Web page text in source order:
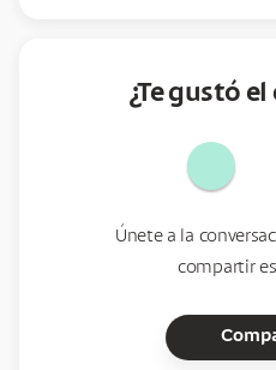
¿Te gustó
Únete a la
compartir